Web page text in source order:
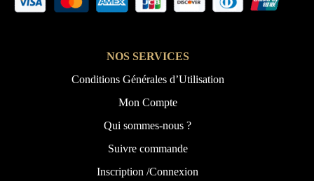
NOS SERVICES
Conditions Générales d’Utilisation
Mon Compte
Qui sommes-nous ?
Suivre commande
Inscription /Connexion